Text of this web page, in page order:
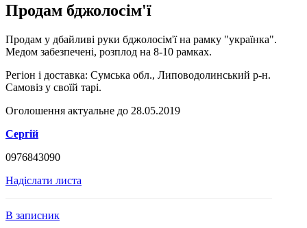
Продам бджолосім'ї
Продам у дбайливі руки бджолосім'ї на рамку "українка".
Медом забезпечені, розплод на 8-10 рамках.
Регіон і доставка: Сумська обл., Липоводолинський р-н.
Самовіз у своїй тарі.
Оголошення актуальне до 28.05.2019
Сергій
0976843090
Надіслати листа
В записник